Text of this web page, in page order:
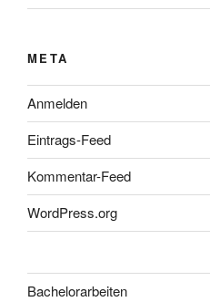
META
Anmelden
Eintrags-Feed
Kommentar-Feed
WordPress.org
Bachelorarbeiten